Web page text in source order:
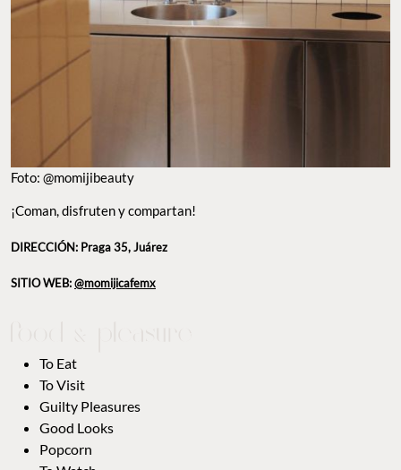
Foto: @momijibeauty
¡Coman, disfruten y compartan!
DIRECCIÓN: Praga 35, Juárez
SITIO WEB:@momijicafemx
To Eat
To Visit
Guilty Pleasures
Good Looks
Popcorn